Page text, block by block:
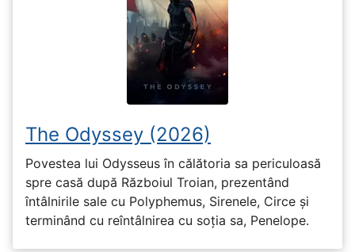
The Odyssey (2026)
Povestea lui Odysseus în călătoria sa periculoasă
spre casă după Războiul Troian, prezentând
întâlnirile sale cu Polyphemus, Sirenele, Circe și
terminând cu reîntâlnirea cu soția sa, Penelope.